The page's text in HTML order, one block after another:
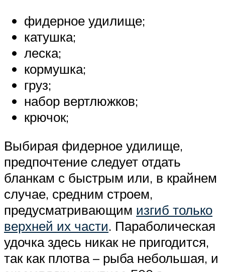
фидерное удилище;
катушка;
леска;
кормушка;
груз;
набор вертлюжков;
крючок;
Выбирая фидерное удилище,
предпочтение следует отдать
бланкам с быстрым или, в крайнем
случае, средним строем,
предусматривающим изгиб только
верхней их части. Параболическая
удочка здесь никак не пригодится,
так как плотва – рыба небольшая, и